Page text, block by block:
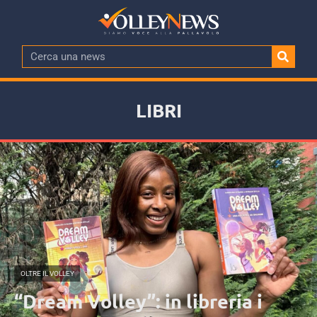
LIBRI
OLTRE IL VOLLEY
“Dream Volley”: in libreria i